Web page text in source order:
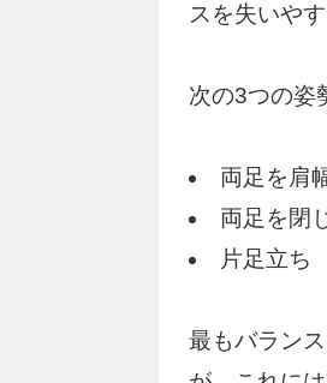
スを失いや
次の3つの姿
両足を肩
両足を閉
片足立ち
最もバラン